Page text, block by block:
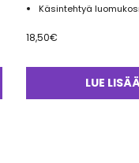
Käsintehtyä
18,50€
LUE